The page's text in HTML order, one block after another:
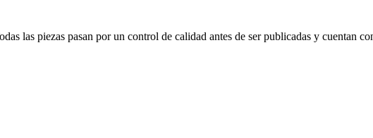
las piezas pasan por un control de calidad antes de ser publicadas y cuentan